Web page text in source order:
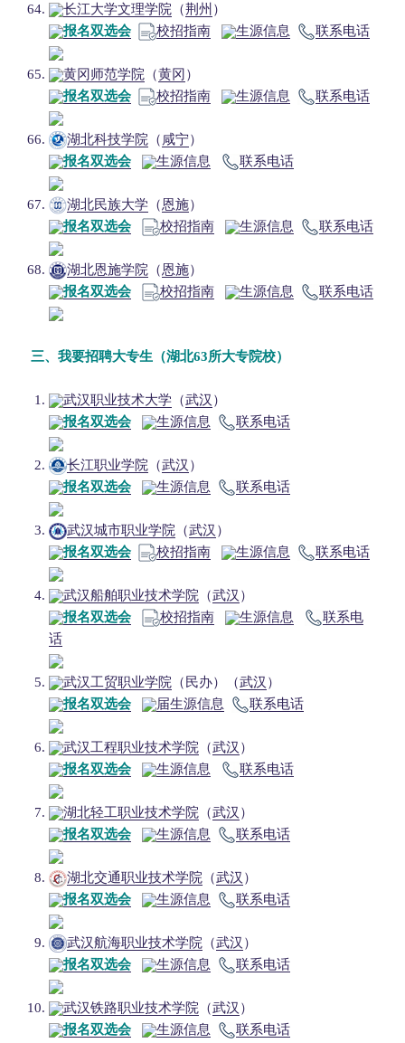
长江大学文理学院 （荆州 ）
报名双选会
校招指南 生源信息 联系电话
黄冈师范学院 （黄冈 ）
报名双选会
校招指南 生源信息 联系电话
湖北科技学院 （ 咸宁）
报名双选会
生源信息 联系电话
湖北民族大学 （恩施）
报名双选会
校招指南 生源信息 联系电话
湖北恩施学院 （恩施）
报名双选会
校招指南 生源信息 联系电话
三、我要招聘大专生（湖北63所大专院校）
武汉职业技术大学 （武汉 ）
报名双选会
生源信息 联系电话
长江职业学院 （武汉 ）
报名双选会
生源信息 联系电话
武汉城市职业学院 （武汉 ）
报名双选会
校招指南 生源信息 联系电话
武汉船舶职业技术学院 （武汉 ）
报名双选会
校招指南 生源信息
联系电
话
武汉工贸职业学院 （民办）（武汉 ）
报名双选会
届生源信息 联系电话
武汉工程职业技术学院 （武汉 ）
报名双选会
生源信息 联系电话
湖北轻工职业技术学院 （武汉 ）
报名双选会
生源信息 联系电话
湖北交通职业技术学院 （武汉 ）
报名双选会
生源信息 联系电话
武汉航海职业技术学院 （武汉 ）
报名双选会
生源信息 联系电话
武汉铁路职业技术学院 （武汉 ）
报名双选会
生源信息 联系电话